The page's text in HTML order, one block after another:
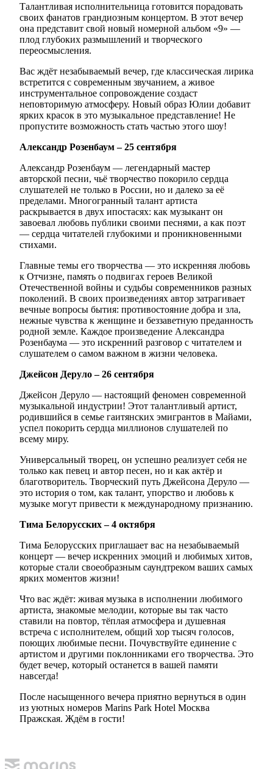
Талантливая исполнительница готовится порадовать
своих фанатов грандиозным концертом. В этот вечер
она представит свой новый номерной альбом «9» —
плод глубоких размышлений и творческого
переосмысления.
Вас ждёт незабываемый вечер, где классическая лирика
встретится с современным звучанием, а живое
инструментальное сопровождение создаст
неповторимую атмосферу. Новый образ Юлии добавит
ярких красок в это музыкальное представление! Не
пропустите возможность стать частью этого шоу!
Александр Розенбаум – 25 сентября
Александр Розенбаум — легендарный мастер
авторской песни, чьё творчество покорило сердца
слушателей не только в России, но и далеко за её
пределами. Многогранный талант артиста
раскрывается в двух ипостасях: как музыкант он
завоевал любовь публики своими песнями, а как поэт
— сердца читателей глубокими и проникновенными
стихами.
Главные темы его творчества — это искренняя любовь
к Отчизне, память о подвигах героев Великой
Отечественной войны и судьбы современников разных
поколений. В своих произведениях автор затрагивает
вечные вопросы бытия: противостояние добра и зла,
нежные чувства к женщине и беззаветную преданность
родной земле. Каждое произведение Александра
Розенбаума — это искренний разговор с читателем и
слушателем о самом важном в жизни человека.
Джейсон Деруло – 26 сентября
Джейсон Деруло — настоящий феномен современной
музыкальной индустрии! Этот талантливый артист,
родившийся в семье гаитянских эмигрантов в Майами,
успел покорить сердца миллионов слушателей по
всему миру.
Универсальный творец, он успешно реализует себя не
только как певец и автор песен, но и как актёр и
благотворитель. Творческий путь Джейсона Деруло —
это история о том, как талант, упорство и любовь к
музыке могут привести к международному признанию.
Тима Белорусских – 4 октября
Тима Белорусских приглашает вас на незабываемый
концерт — вечер искренних эмоций и любимых хитов,
которые стали своеобразным саундтреком ваших самых
ярких моментов жизни!
Что вас ждёт: живая музыка в исполнении любимого
артиста, знакомые мелодии, которые вы так часто
ставили на повтор, тёплая атмосфера и душевная
встреча с исполнителем, общий хор тысяч голосов,
поющих любимые песни. Почувствуйте единение с
артистом и другими поклонниками его творчества. Это
будет вечер, который останется в вашей памяти
навсегда!
После насыщенного вечера приятно вернуться в один
из уютных номеров Marins Park Hotel Москва
Пражская. Ждём в гости!